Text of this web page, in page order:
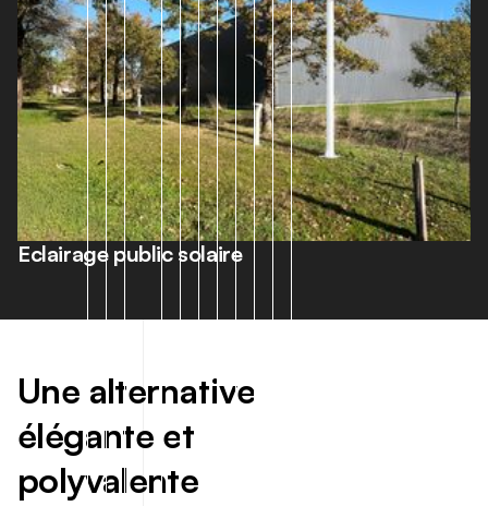
Eclairage public solaire
Une alternative
élégante et
polyvalente